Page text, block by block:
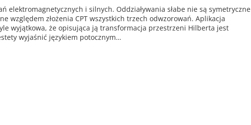
elektromagnetycznych i silnych. Oddziaływania słabe nie są symetryczne
względem złożenia CPT wszystkich trzech odwzorowań. Aplikacja
wyjątkowa, że opisująca ją transformacja przestrzeni Hilberta jest
wyjaśnić językiem potocznym…